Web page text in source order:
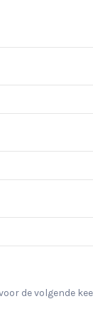
de volgende